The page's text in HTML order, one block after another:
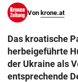
search
eingeben
Von krone.at
Das kroatische
herbeigeführte
der Ukraine als
entsprechende